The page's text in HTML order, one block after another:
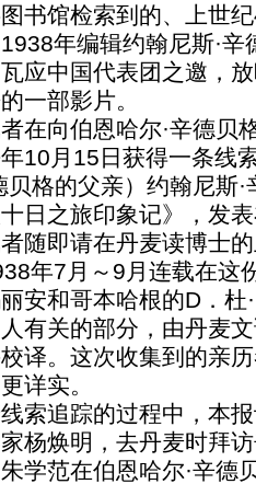
书馆检索到的、上世
年编辑约翰尼斯·辛
应中国代表团之邀，
一部影片。
向伯恩哈尔·辛德贝
10月15日获得一条线
贝格的父亲）约翰尼斯
十日之旅印象记》，发
即请在丹麦读博士的
年7月～9月连载在这
安和哥本哈根的D．杜
有关的部分，由丹麦
译。这次收集到的亲
详实。
追踪的过程中，本报
杨焕明，去丹麦时拜
学范在伯恩哈尔·辛德